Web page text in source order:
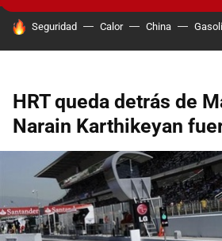
HOY SE HABLA DE
Seguridad Calor China
HRT queda detrás de
Narain Karthikeyan